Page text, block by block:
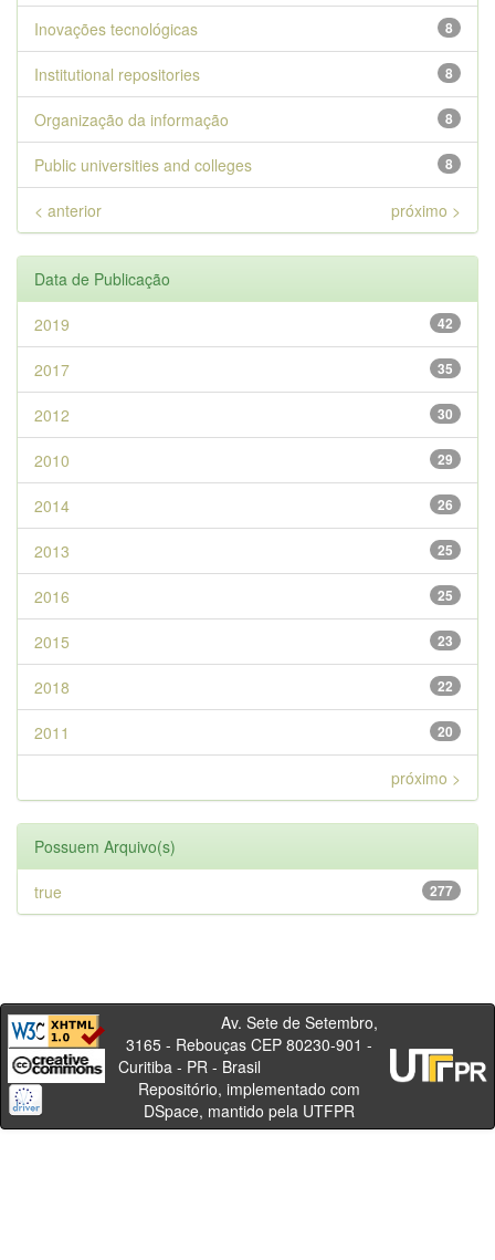
8
Inovações tecnológicas
8
Institutional repositories
8
Organização da informação
8
Public universities and colleges
< anterior próximo >
Data de Publicação
42
2019
35
2017
30
2012
29
2010
26
2014
25
2013
25
2016
23
2015
22
2018
20
2011
próximo >
Possuem Arquivo(s)
277
true
Av. Sete de Setembro,
3165 - Rebouças CEP 80230-901 -
Curitiba - PR - Brasil
Repositório, implementado com
DSpace, mantido pela UTFPR